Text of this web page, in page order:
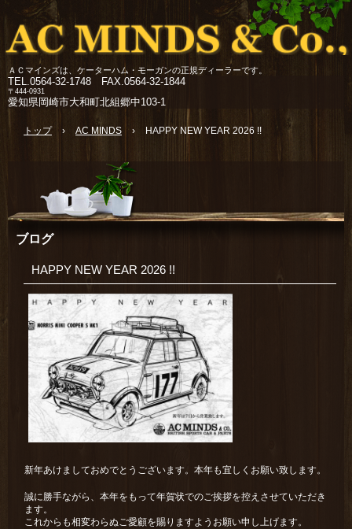
ＡＣマインズは、ケーターハム・モーガンの正規ディーラーです。
TEL.0564-32-1748 FAX.0564-32-1844
〒444-0931
愛知県岡崎市大和町北組郷中103-1
トップ › AC MINDS › HAPPY NEW YEAR 2026 !!
ブログ
HAPPY NEW YEAR 2026 !!
新年あけましておめでとうございます。本年も宜しくお願い致します。
誠に勝手ながら、本年をもって年賀状でのご挨拶を控えさせていただき
ます。
これからも相変わらぬご愛顧を賜りますようお願い申し上げます。